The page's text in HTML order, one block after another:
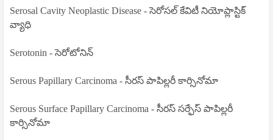
Serosal Cavity Neoplastic Disease - సెరోసల్ కేవిటీ నియోప్లాస్టిక్
వ్యాధి
Serotonin - సెరోటోనిన్
Serous Papillary Carcinoma - సీరస్ పాపిల్లరీ కార్సినోమా
Serous Surface Papillary Carcinoma - సీరస్ సర్ఫేస్ పాపిల్లరీ
కార్సినోమా